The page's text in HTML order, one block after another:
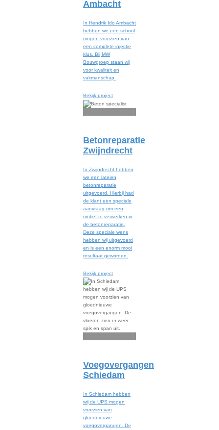
Ambacht
In Hendrik Ido Ambacht
hebben we een school
mogen voorzien van
een complete injectie
klus. Bij MW
Bouwgroep staan wij
voor kwaliteit en
vakmanschap.
Bekijk project
Betonreparatie
Zwijndrecht
In Zwijndrecht hebben
we een lateien
betonreparatie
uitgevoerd. Hierbij had
de klant een speciale
aanvraag om een
motief te verwerken in
de betonreparatie.
Deze speciale wens
hebben wij uitgevoerd
en is een enorm mooi
resultaat geworden.
Bekijk project
Voegovergangen
Schiedam
In Schiedam hebben
wij de UPS mogen
voorzien van
gloednieuwe
voegovergangen. De